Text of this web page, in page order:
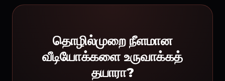
தொழில்முறை நீளமான
வீடியோக்களை உருவாக்கத்
தயாரா?